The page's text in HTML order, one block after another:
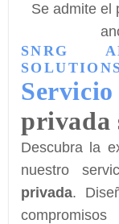
Se admite el
SNRG
Servicio
privada
Descubra la
nuestro
privada.